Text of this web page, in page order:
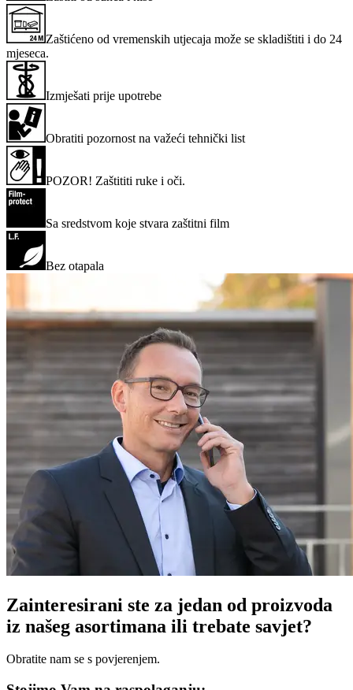
Zaštićeno od vremenskih utjecaja može se skladištiti i do 24
mjeseca.
Izmješati prije upotrebe
Obratiti pozornost na važeći tehnički list
POZOR! Zaštititi ruke i oči.
Sa sredstvom koje stvara zaštitni film
Bez otapala
Zainteresirani ste za jedan od proizvoda
iz našeg asortimana ili trebate savjet?
Obratite nam se s povjerenjem.